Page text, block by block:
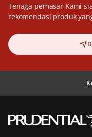
Tenaga pemasar Kami
rekomendasi produk